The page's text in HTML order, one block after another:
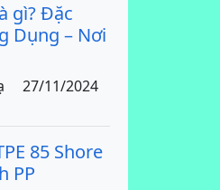
gì? Đặc
Dụng – Nơi
27/11/2024
85 Shore
PP